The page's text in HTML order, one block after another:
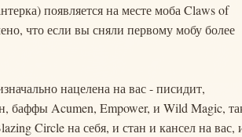
появляется на месте моба Claws of
что если вы сняли первому мобу более
нацелена на вас - писидит,
баффы Acumen, Empower, и Wild Magic,
Circle на себя, и стан и кансел на вас,